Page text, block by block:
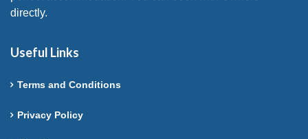
directly.
Useful Links
Terms and Conditions
Privacy Policy